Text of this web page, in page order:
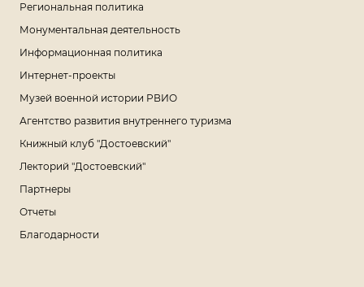
Региональная политика
Монументальная деятельность
Информационная политика
Интернет-проекты
Музей военной истории РВИО
Агентство развития внутреннего туризма
Книжный клуб "Достоевский"
Лекторий "Достоевский"
Партнеры
Отчеты
Благодарности